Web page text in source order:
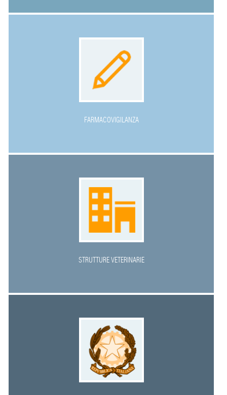
FARMACOVIGILANZA
STRUTTURE VETERINARIE